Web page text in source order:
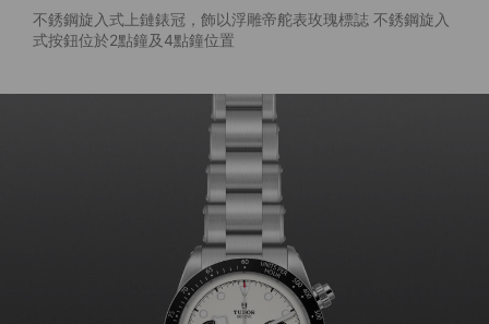
不銹鋼旋入式上鏈錶冠，飾以浮雕帝舵表玫瑰標誌 不銹鋼旋入
式按鈕位於2點鐘及4點鐘位置